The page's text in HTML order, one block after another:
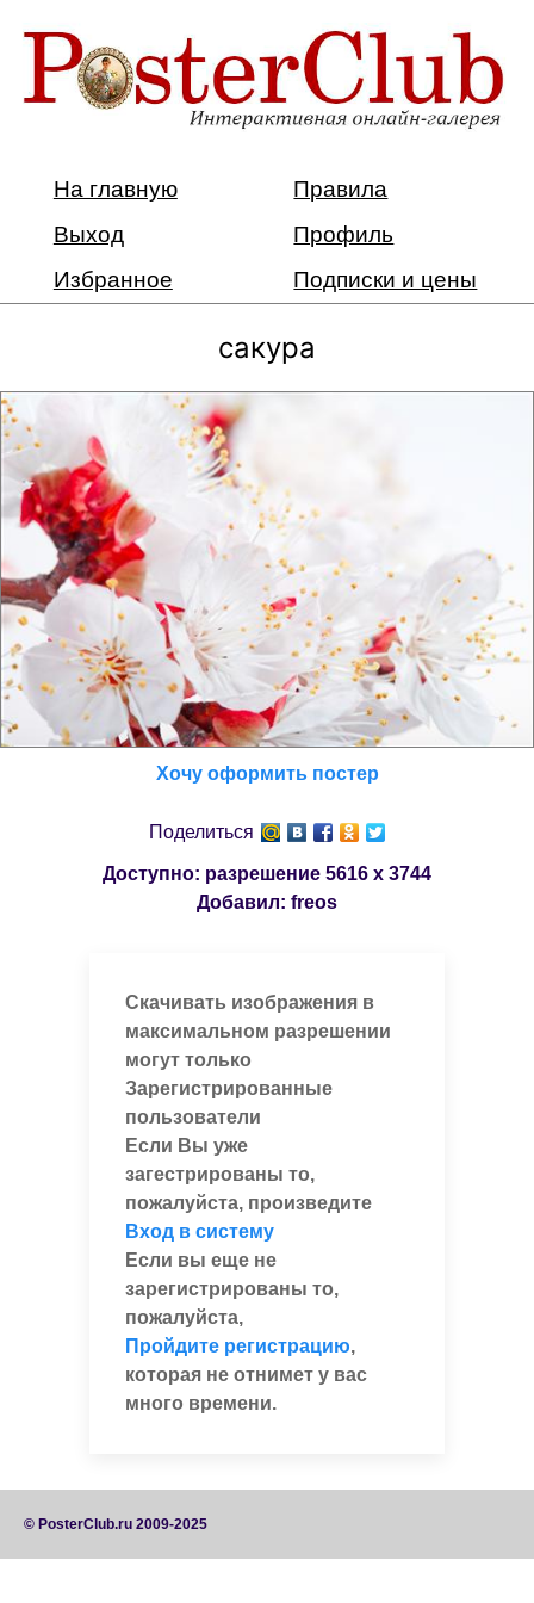
На главную
Правила
Выход
Профиль
Избранное
Подписки и цены
сакура
Хочу оформить постер
Поделиться
Доступно: разрешение 5616 x 3744
Добавил: freos
Скачивать изображения в
максимальном разрешении
могут только
Зарегистрированные
пользователи
Если Вы уже
загестрированы то,
пожалуйста, произведите
Вход в систему
Если вы еще не
зарегистрированы то,
пожалуйста,
Пройдите регистрацию,
которая не отнимет у вас
много времени.
© PosterClub.ru 2009-2025